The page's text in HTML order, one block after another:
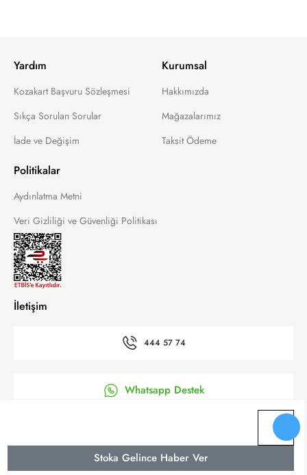
Stoka Gelince Haber Ver
Yardım
Kozakart Başvuru Sözleşmesi
Sıkça Sorulan Sorular
İade ve Değişim
Kurumsal
Hakkımızda
Mağazalarımız
Taksit Ödeme
Politikalar
Aydınlatma Metni
Veri Gizliliği ve Güvenliği Politikası
İletişim
444 57 74
Whatsapp Destek